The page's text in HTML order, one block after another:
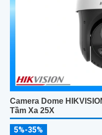
Camera Dome
Tầm Xa 25X
5%-35%